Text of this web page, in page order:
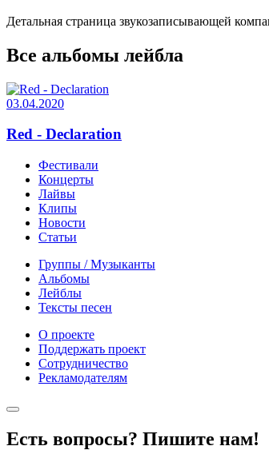
Детальная страница звукозаписывающей
Все альбомы лейбла
03.04.2020
Red - Declaration
Фестивали
Концерты
Лайвы
Клипы
Новости
Статьи
Группы / Музыканты
Альбомы
Лейблы
Тексты песен
О проекте
Поддержать проект
Сотрудничество
Рекламодателям
Есть вопросы? Пишите нам!